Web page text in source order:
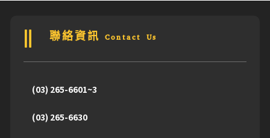
聯絡資訊 Contact Us
(03) 265-6601~3
(03) 265-6630